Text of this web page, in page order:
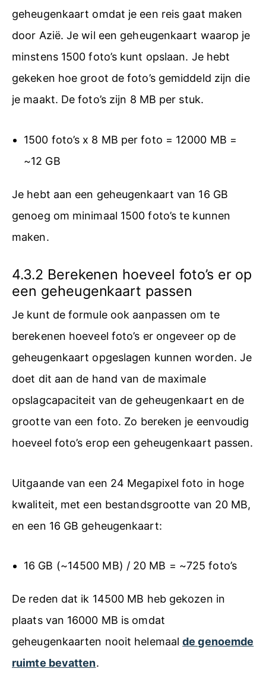
geheugenkaart omdat je een reis gaat maken
door Azië. Je wil een geheugenkaart waarop je
minstens 1500 foto’s kunt opslaan. Je hebt
gekeken hoe groot de foto’s gemiddeld zijn die
je maakt. De foto’s zijn 8 MB per stuk.
1500 foto’s x 8 MB per foto = 12000 MB =
~12 GB
Je hebt aan een geheugenkaart van 16 GB
genoeg om minimaal 1500 foto’s te kunnen
maken.
4.3.2 Berekenen hoeveel foto’s er op
een geheugenkaart passen
Je kunt de formule ook aanpassen om te
berekenen hoeveel foto’s er ongeveer op de
geheugenkaart opgeslagen kunnen worden. Je
doet dit aan de hand van de maximale
opslagcapaciteit van de geheugenkaart en de
grootte van een foto. Zo bereken je eenvoudig
hoeveel foto’s erop een geheugenkaart passen.
Uitgaande van een 24 Megapixel foto in hoge
kwaliteit, met een bestandsgrootte van 20 MB,
en een 16 GB geheugenkaart:
16 GB (~14500 MB) / 20 MB = ~725 foto’s
De reden dat ik 14500 MB heb gekozen in
plaats van 16000 MB is omdat
geheugenkaarten nooit helemaalde genoemde
ruimte bevatten.